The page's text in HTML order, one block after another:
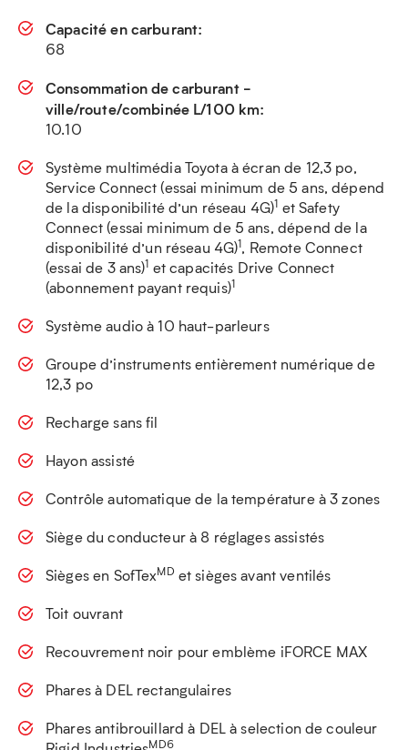
Capacité en carburant:
68
Consommation de carburant -
ville/route/combinée L/100 km:
10.10
Système multimédia Toyota à écran de 12,3 po,
Service Connect (essai minimum de 5 ans, dépend
de la disponibilité d’un réseau 4G)1 et Safety
Connect (essai minimum de 5 ans, dépend de la
disponibilité d’un réseau 4G)1, Remote Connect
(essai de 3 ans)1 et capacités Drive Connect
(abonnement payant requis)1
Système audio à 10 haut-parleurs
Groupe d’instruments entièrement numérique de
12,3 po
Recharge sans fil
Hayon assisté
Contrôle automatique de la température à 3 zones
Siège du conducteur à 8 réglages assistés
Sièges en SofTexMD et sièges avant ventilés
Toit ouvrant
Recouvrement noir pour emblème iFORCE MAX
Phares à DEL rectangulaires
Phares antibrouillard à DEL à selection de couleur
MD6